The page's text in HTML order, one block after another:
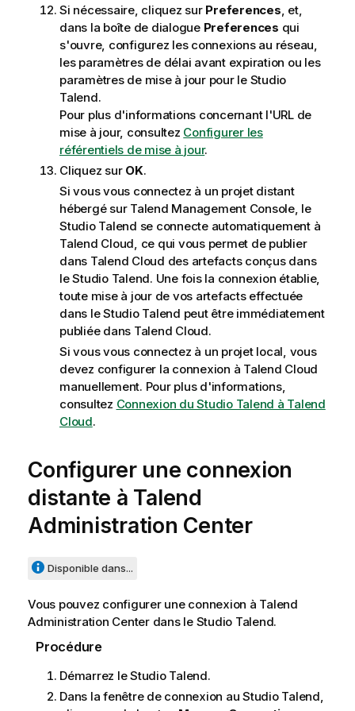
Si nécessaire, cliquez sur Preferences, et,
dans la boîte de dialogue Preferences qui
s'ouvre, configurez les connexions au réseau,
les paramètres de délai avant expiration ou les
paramètres de mise à jour pour le Studio
Talend.
Pour plus d'informations concernant l'URL de
mise à jour, consultez Configurer les
référentiels de mise à jour.
Cliquez sur OK.
Si vous vous connectez à un projet distant
hébergé sur Talend Management Console, le
Studio Talend se connecte automatiquement à
Talend Cloud, ce qui vous permet de publier
dans Talend Cloud des artefacts conçus dans
leStudio Talend. Une fois la connexion établie,
toute mise à jour de vos artefacts effectuée
dans leStudio Talend peut être immédiatement
publiée dans Talend Cloud.
Si vous vous connectez à un projet local, vous
devez configurer la connexion à Talend Cloud
manuellement. Pour plus d'informations,
consultez Connexion du Studio Talend à Talend
Cloud.
Configurer une connexion
distante à Talend
Administration Center
Disponible dans...
Vous pouvez configurer une connexion à Talend
Administration Centerdans le Studio Talend.
Procédure
Démarrez leStudio Talend.
Dans la fenêtre de connexion au Studio Talend,